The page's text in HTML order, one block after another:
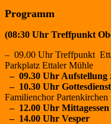
Programm
(08:30 Uhr Treffpunkt
– 09.00 Uhr Treffpunkt
Parkplatz Ettaler Mühle
– 09.30 Uhr Aufstellung
– 10.30 Uhr Gottesdienst
Familienchor Partenkirchen
– 12.00 Uhr Mittagessen
– 14.00 Uhr Vesper